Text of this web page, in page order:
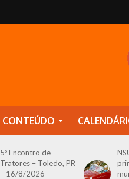
CONTEÚDO
5º Encontro de
Tratores – Toledo, PR
– 16/8/2026